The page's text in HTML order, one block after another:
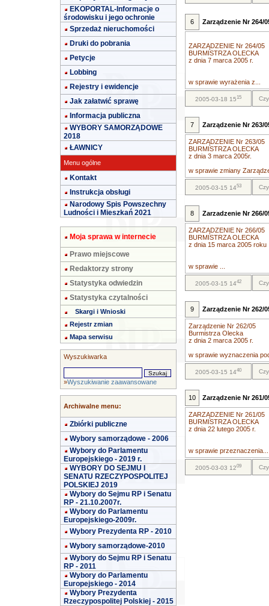
EKOPORTAL-Informacje o
środowisku i jego ochronie
Sprzedaż nieruchomości
Druki do pobrania
Petycje
Lobbing
Rejestry i ewidencje
Jak załatwić sprawę
Informacja publiczna
WYBORY SAMORZĄDOWE
2018
ŁAWNICY
Menu ogólne
Kontakt
Instrukcja obsługi
Narodowy Spis Powszechny
Ludności i Mieszkań 2021
Moja sprawa w internecie
Prawo miejscowe
Redaktorzy strony
Statystyka odwiedzin
Statystyka czytalności
Skargi i Wnioski
Rejestr zmian
Mapa serwisu
Wyszukiwarka
»Wyszukiwanie zaawansowane
Archiwalne menu:
Zbiórki publiczne
Wybory samorządowe - 2006
Wybory do Parlamentu
Europejskiego - 2019 r.
WYBORY DO SEJMU I
SENATU RZECZYPOSPOLITEJ
POLSKIEJ 2019
Wybory do Sejmu RP i Senatu
RP - 21.10.2007r.
Wybory do Parlamentu
Europejskiego-2009r.
Wybory Prezydenta RP - 2010
Wybory samorządowe-2010
Wybory do Sejmu RP i Senatu
RP - 2011
Wybory do Parlamentu
Europejskiego - 2014
Wybory Prezydenta
Rzeczypospolitej Polskiej - 2015
6 Zarządzenie Nr 264/
ZARZĄDZENIE Nr 264/05
BURMISTRZA OLECKA
z dnia 7 marca 2005 r.
w sprawie wyrażenia z...
2005-03-18 1515
7 Zarządzenie Nr 263/
ZARZĄDZENIE Nr 263/05
BURMISTRZA OLECKA
z dnia 3 marca 2005r.
w sprawie zmiany
2005-03-15 1453
8 Zarzadzenie Nr 266/
ZARZĄDZENIE Nr 266/05
BURMISTRZA OLECKA
z dnia 15 marca 2005 roku
w sprawie ...
2005-03-15 1442
9 Zarządzenie Nr 262/
Zarządzenie Nr 262/05
Burmistrza Olecka
z dnia 2 marca 2005 r.
w sprawie wyznaczenia
2005-03-15 1440
10 Zarządzenie Nr 261/
ZARZĄDZENIE Nr 261/05
BURMISTRZA OLECKA
z dnia 22 lutego 2005 r.
w sprawie przeznaczenia...
2005-03-03 1209